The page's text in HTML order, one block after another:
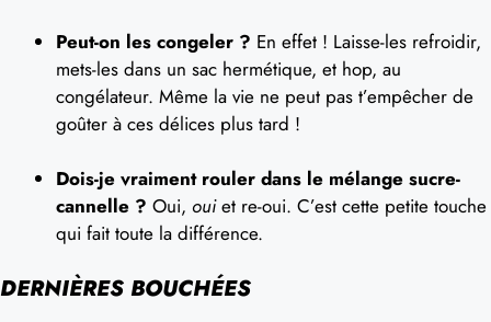
Peut-on les congeler ? En effet ! Laisse-les refroidir,
mets-les dans un sac hermétique, et hop, au
congélateur. Même la vie ne peut pas t’empêcher de
goûter à ces délices plus tard !
Dois-je vraiment rouler dans le mélange sucre-
cannelle ? Oui, ouiet re-oui. C’est cette petite touche
qui fait toute la différence.
DERNIÈRES BOUCHÉES